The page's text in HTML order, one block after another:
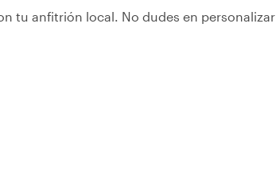
tu anfitrión local. No dudes en personalizar